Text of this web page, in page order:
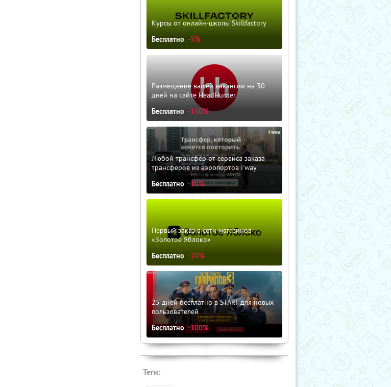
Курсы от онлайн-школы Skillfactory
Бесплатно -5%
Размещение вашей вакансии на 30
дней на сайте HeadHunter
Бесплатно -100%
Любой трансфер от сервиса заказа
трансферов из аэропортов i'way
Бесплатно -10%
Первый заказ в сети магазинов
«Золотое Яблоко»
Бесплатно -20%
25 дней бесплатно в START для новых
пользователей
Бесплатно -100%
Теги: